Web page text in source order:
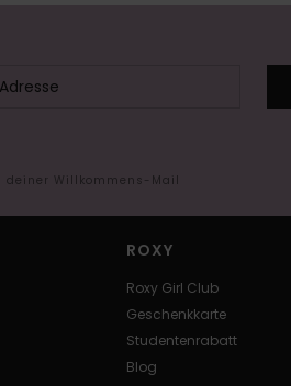
Willkommens-Mail
ROXY
Roxy Girl Club
Geschenkkarte
Studentenrabatt
Blog